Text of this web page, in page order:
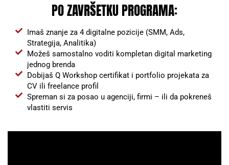
PO ZAVRŠETKU PROGRAMA:
Imaš znanje za 4 digitalne pozicije (SMM, Ads,
Strategija, Analitika)
Možeš samostalno voditi kompletan digital marketing
jednog brenda
Dobijaš Q Workshop certifikat i portfolio projekata za
CV ili freelance profil
Spreman si za posao u agenciji, firmi – ili da pokreneš
vlastiti servis